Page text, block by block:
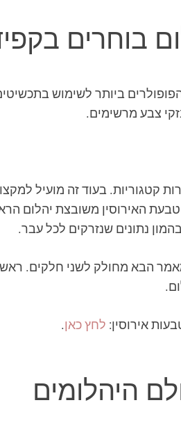
בוחרים
ביותר לשימוש
צבע מרשימים.
קטגוריות. בעוד זה מועיל
האירוסין משובצת יהלום
נתונים שנזרקים לכל עבר.
הבא מחולק לשני חלקים.
אירוסין: לחץ כאן.
היהלומים